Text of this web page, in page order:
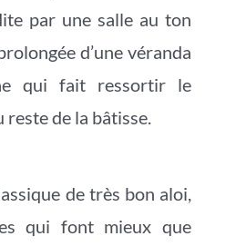
par une salle au ton
d’une véranda
qui fait ressortir le
reste de la bâtisse.
de très bon aloi,
qui font mieux que